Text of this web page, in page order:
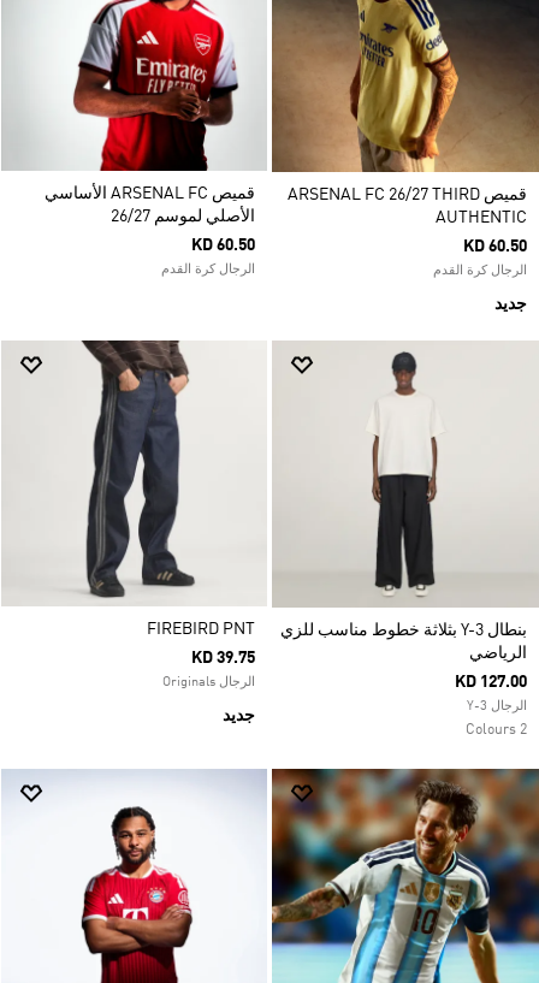
قميص ARSENAL FC 26/27 THIRD
AUTHENTIC
KD 60.50
الرجال كرة القدم
جديد
قميص ARSENAL FC الأساسي
الأصلي لموسم 26/27
KD 60.50
الرجال كرة القدم
بنطال Y-3 بثلاثة خطوط مناسب للزي
الرياضي
KD 127.00
الرجال Y-3
2 Colours
FIREBIRD PNT
KD 39.75
الرجال Originals
جديد